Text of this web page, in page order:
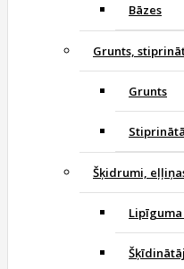
Bāzes
Grunts,
Grunts
Šķidrumi,